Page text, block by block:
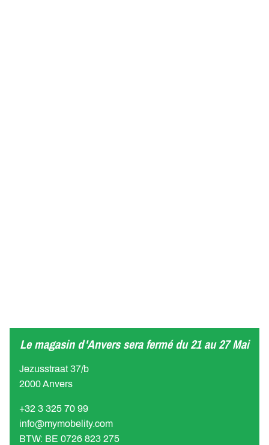
Le magasin d'Anvers sera fermé du 21 au 27 Mai
Jezusstraat 37/b
2000 Anvers
+32 3 325 70 99
info@mymobelity.com
BTW: BE 0726 823 275